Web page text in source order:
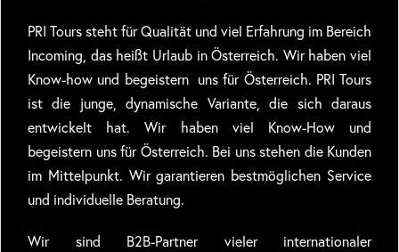
PRI Tours steht für Qualität und viel Erfahrung im Bereich
Incoming, das heißt Urlaub in Österreich. Wir haben viel
Know-how und begeistern uns für Österreich. PRI Tours
ist die junge, dynamische Variante, die sich daraus
entwickelt hat. Wir haben viel Know-How und
begeistern uns für Österreich. Bei uns stehen die Kunden
im Mittelpunkt. Wir garantieren bestmöglichen Service
und individuelle Beratung.
Wir sind B2B-Partner vieler internationaler